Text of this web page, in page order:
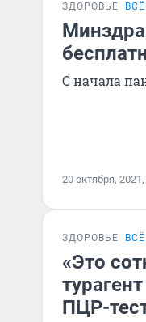
ЗДОРОВЬЕ
С начала
20 октября, 2021,
ЗДОРОВЬЕ
«Это
ПЦР-